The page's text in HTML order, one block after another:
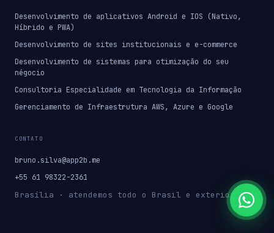
Desenvolvimento de aplicativos Android e IOS (Nativo,
Híbrido e PWA)
Desenvolvimento de sites institucionais e e-commerce
Desenvolvimento de sistemas para otimização do seu
négocio
Consultoria Especialidade em Tecnologia da Informação
Gerenciamento de Infraestrutura AWS, Azure e Google
CONTATO
bruno.silva@app2b.me
+55 61 98322-2361
Brasília · atendemos todo o Brasil e exterior